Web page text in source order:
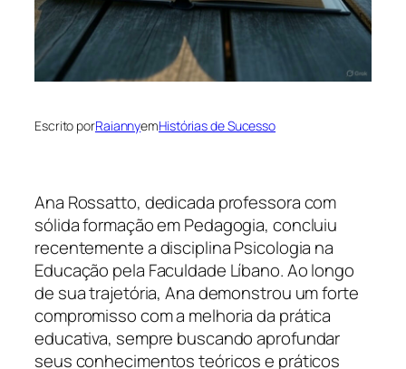
Escrito porRaiannyemHistórias de Sucesso
Ana Rossatto, dedicada professora com
sólida formação em Pedagogia, concluiu
recentemente a disciplina Psicologia na
Educação pela Faculdade Líbano. Ao longo
de sua trajetória, Ana demonstrou um forte
compromisso com a melhoria da prática
educativa, sempre buscando aprofundar
seus conhecimentos teóricos e práticos